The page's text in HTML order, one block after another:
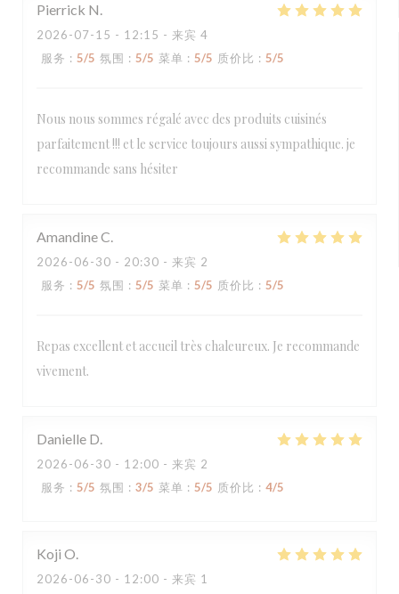
Pierrick N
2026-07-15 - 12:15 - 来宾 4
服务 : 5/5 氛围 : 5/5 菜单 : 5/5 质价比 : 5/5
Nous nous sommes régalé avec des produits cuisinés
parfaitement !!! et le service toujours aussi sympathique. je
recommande sans hésiter
AmandineC
2026-06-30 - 20:30 - 来宾 2
服务 : 5/5 氛围 : 5/5 菜单 : 5/5 质价比 : 5/5
Repas excellent et accueil très chaleureux. Je recommande
vivement.
Danielle D
2026-06-30 - 12:00 - 来宾 2
服务 : 5/5 氛围 : 3/5 菜单 : 5/5 质价比 : 4/5
Koji O
2026-06-30 - 12:00 - 来宾 1